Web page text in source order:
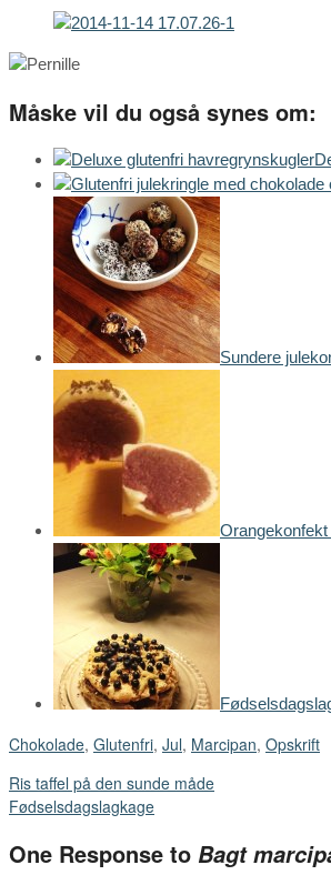
Måske vil du også synes om:
Sundere
Chokolade, Glutenfri, Jul, Marcipan, Opskrift
Ris taffel på den sunde måde
Fødselsdagslagkage
One Response to Bagt